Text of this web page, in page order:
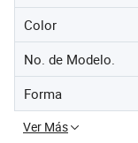
Color
No. de Modelo.
Forma
Ver Más